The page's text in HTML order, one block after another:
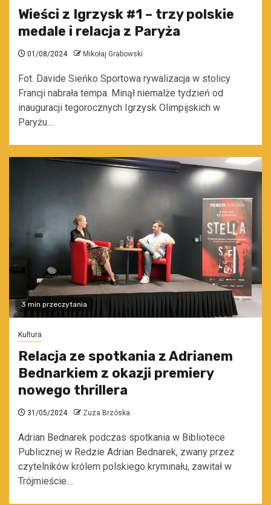
Wieści z Igrzysk #1 – trzy polskie
medale i relacja z Paryża
01/08/2024 Mikołaj Grabowski
Fot. Davide Sieńko Sportowa rywalizacja w stolicy
Francji nabrała tempa. Minął niemalże tydzień od
inauguracji tegorocznych Igrzysk Olimpijskich w
Paryżu....
3 min przeczytania
Kultura
Relacja ze spotkania z Adrianem
Bednarkiem z okazji premiery
nowego thrillera
31/05/2024 Zuza Brzóska
Adrian Bednarek podczas spotkania w Bibliotece
Publicznej w Redzie Adrian Bednarek, zwany przez
czytelników królem polskiego kryminału, zawitał w
Trójmieście....